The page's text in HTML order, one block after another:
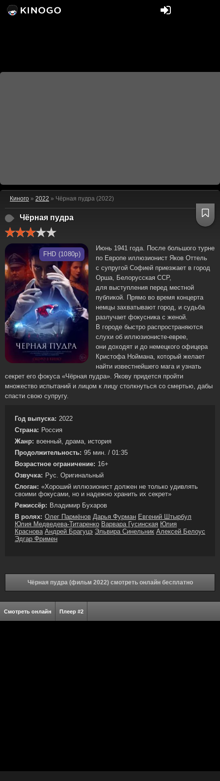
Киного » 2022 » Чёрная пудра (2022)
Чёрная пудра
FHD (1080p)
Июнь 1941 года. После большого турне
по Европе иллюзионист Яков Оттель
с супругой Софией приезжает в город
Орша, Белорусская ССР,
для выступления перед местной
публикой. Прямо во время концерта
немцы захватывают город, и судьба
разлучает фокусника с женой.
В городе быстро распространяются
слухи об иллюзионисте-еврее,
они доходят и до немецкого офицера
Кристофа Ноймана, который желает
найти известнейшего мага и узнать
секрет его фокуса «Чёрная пудра». Якову придется пройти
множество испытаний и лицом к лицу столкнуться со смертью, дабы
спасти свою супругу.
Год выпуска: 2022
Страна: Россия
Жанр: военный, драма, история
Продолжительность: 95 мин. / 01:35
Возрастное ограничение: 16+
Озвучка: Рус. Оригинальный
Слоган: «Хороший иллюзионист должен не только удивлять
своими фокусами, но и надежно хранить их секрет»
Режиссёр: Владимир Бухаров
В ролях: Олег Пармёнов Дарья Фурман Евгений Штырбул
Юлия Медведева-Титаренко Варвара Гусинская Юлия
Краснова Андрей Брагуцэ Эльвира Синельник Алексей Белоус
Эдгар Фримен
Чёрная пудра (фильм 2022) смотреть онлайн бесплатно
Смотреть онлайн Плеер #2